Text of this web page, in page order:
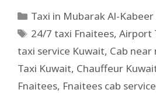
Taxi in Mubarak Al-
24/7 taxi Fnaitees,Airport
taxi service Kuwait, Cab near
Taxi Kuwait, Chauffeur
Fnaitees, Fnaitees cab service